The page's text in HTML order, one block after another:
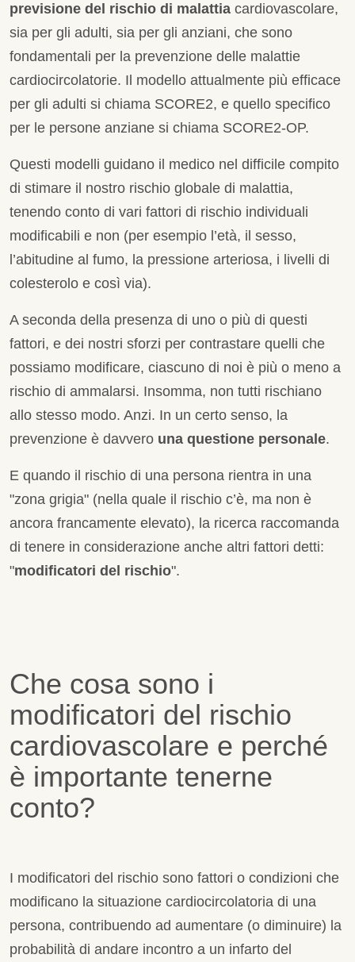
previsione del rischio di malattia cardiovascolare,
sia per gli adulti, sia per gli anziani, che sono
fondamentali per la prevenzione delle malattie
cardiocircolatorie. Il modello attualmente più efficace
per gli adulti si chiama SCORE2, e quello specifico
per le persone anziane si chiama SCORE2-OP.
Questi modelli guidano il medico nel difficile compito
di stimare il nostro rischio globale di malattia,
tenendo conto di vari fattori di rischio individuali
modificabili e non (per esempio l’età, il sesso,
l’abitudine al fumo, la pressione arteriosa, i livelli di
colesterolo e così via).
A seconda della presenza di uno o più di questi
fattori, e dei nostri sforzi per contrastare quelli che
possiamo modificare, ciascuno di noi è più o meno a
rischio di ammalarsi. Insomma, non tutti rischiano
allo stesso modo. Anzi. In un certo senso, la
prevenzione è davvero una questione personale.
E quando il rischio di una persona rientra in una
"zona grigia" (nella quale il rischio c’è, ma non è
ancora francamente elevato), la ricerca raccomanda
di tenere in considerazione anche altri fattori detti:
"modificatori del rischio".
Che cosa sono i
modificatori del rischio
cardiovascolare e perché
è importante tenerne
conto?
I modificatori del rischio sono fattori o condizioni che
modificano la situazione cardiocircolatoria di una
persona, contribuendo ad aumentare (o diminuire) la
probabilità di andare incontro a un infarto del